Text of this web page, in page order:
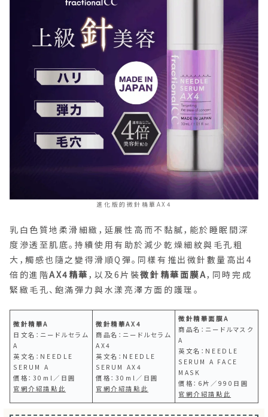
進化版的微針精華AX4
乳白色質地柔滑細緻，延展性高而不黏膩，能於睡眠間深
度滲透至肌底。持續使用有助於減少乾燥細紋與毛孔粗
大，觸感也隨之變得滑順Q彈。同樣有推出微針數量高出4
倍的進階AX4精華 ，以及6片裝微針精華面膜A，同時完成
緊緻毛孔、飽滿彈力與水漾亮澤方面的護理。
微針精華A
日文名：ニードルセラム
A
英文名：NEEDLE
SERUM A
價格：30ml／日圓
官網介紹請點此
微針精華AX4
商品名：ニードルセラム
AX4
英文名：NEEDLE
SERUM AX4
價格：30ml／日圓
官網介紹請點此
微針精華面膜A
商品名：ニードルマスク
A
英文名：NEEDLE
SERUM A FACE
MASK
價格：6片／990日圓
官網介紹請點此